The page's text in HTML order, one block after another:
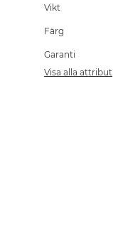
of
images
Vikt
Färg
Garanti
Visa alla attribut